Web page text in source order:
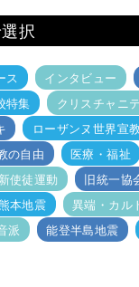
択
ス インタビュー
特集
クリスチャニ
ローザンヌ世界宣
の自由 医療・福祉
新使徒運動 旧統一協
熊本地震 異端・カル
派 能登半島地震